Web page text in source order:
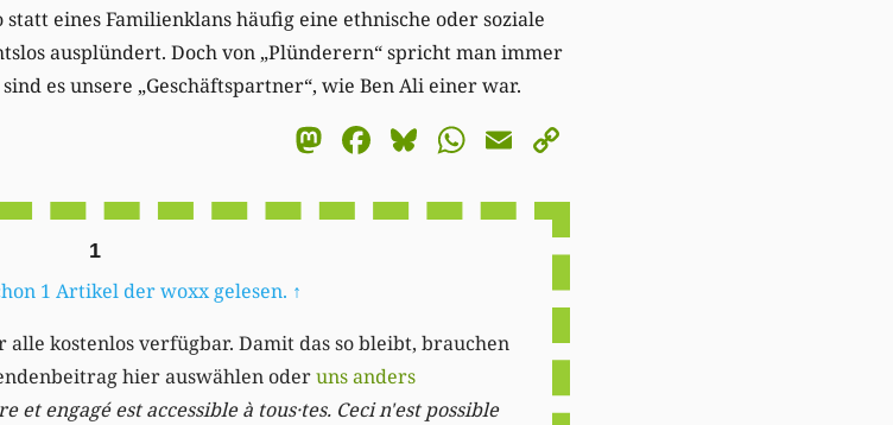
eines Familienklans häufig eine ethnische oder soziale
ausplündert. Doch von „Plünderern“ spricht man immer
es unsere „Geschäftspartner“, wie Ben Ali einer war.
Mastodon
Facebook
Bluesky
WhatsApp
Email
1
1 Artikel der woxx gelesen. ↑
kostenlos verfügbar. Damit das so bleibt, brauchen
hier auswählen oderuns anders
engagé est accessible à tous·tes. Ceci n'est possible